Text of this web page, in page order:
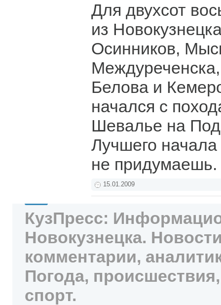
Для двухсот
из
Осинников,
Белова и
начался с
Шевалье на
Лучшего
не придумаешь.
15.01.2009
КузПресс:
Новокузнецка.
комментарии,
Погода,
спорт.